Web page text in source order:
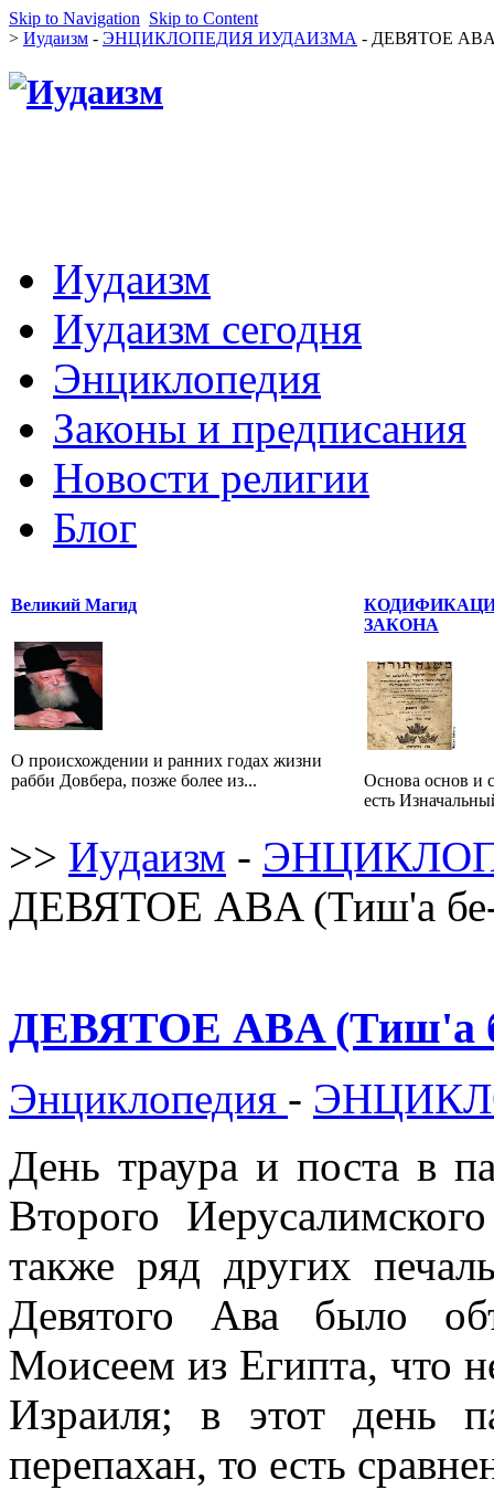
Skip to Navigation Skip to Content
> Иудаизм - ЭНЦИКЛОПЕДИЯ ИУДАИЗМА - ДЕВЯТОЕ
Иудаизм
Иудаизм сегодня
Энциклопедия
Законы и предписания
Новости религии
Блог
Великий Магид
О происхождении и ранних годах жизни
рабби Довбера, позже более из...
ЗАКОНА
Основа основ и
есть
>> Иудаизм -
ДЕВЯТОЕ ABA (Тиш'а
ДЕВЯТОЕ ABA (Тиш'а
Энциклопедия -
День траура и поста в
Второго
также ряд других
Девятого Ава было
Моисеем из Египта, что
Израиля; в этот день
перепахан, то есть